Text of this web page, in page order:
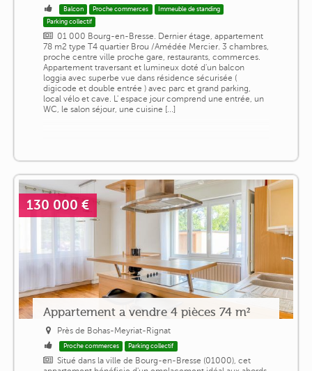
Balcon Proche commerces
Immeuble de standing
Parking collectif
01 000 Bourg-en-Bresse. Dernier étage, appartement
78 m2 type T4 quartier Brou /Amédée Mercier. 3 chambres,
proche centre ville proche gare, restaurants, commerces.
Appartement traversant et lumineux doté d'un balcon
loggia avec superbe vue dans résidence sécurisée (
digicode et double entrée ) avec parc et grand parking,
local vélo et cave. L' espace jour comprend une entrée, un
WC, le salon séjour, une cuisine [...]
130 000 €
Appartement a vendre 4 pièces 74 m²
Près de Bohas-Meyriat-Rignat
Proche commerces Parking collectif
Situé dans la ville de Bourg-en-Bresse (01000), cet